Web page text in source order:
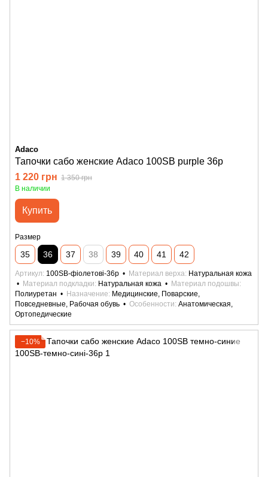
Adaco
Тапочки сабо женские Adaco 100SB purple 36р
1 220 грн 1 350 грн
В наличии
Купить
Размер
35 36 37 38 39 40 41 42
Артикул 100SB-фіолетові-36р Материал верха Натуральная кожа
Материал подкладки
Натуральная кожа
Материал подошвы
Полиуретан
Назначение
Медицинские, Поварские,
Повседневные, Рабочая обувь
Особенности Анатомическая,
Ортопедические
−10%